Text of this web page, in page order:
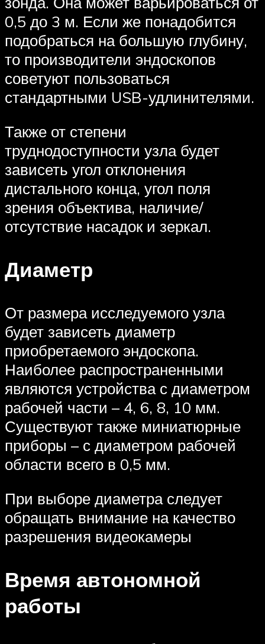
0,5 до 3 м. Если же понадобится
подобраться на большую глубину,
то производители эндоскопов
советуют пользоваться
стандартными USB-удлинителями.
Также от степени
труднодоступности узла будет
зависеть угол отклонения
дистального конца, угол поля
зрения объектива, наличие/
отсутствие насадок и зеркал.
Диаметр
От размера исследуемого узла
будет зависеть диаметр
приобретаемого эндоскопа.
Наиболее распространенными
являются устройства с диаметром
рабочей части – 4, 6, 8, 10 мм.
Существуют также миниатюрные
приборы – с диаметром рабочей
области всего в 0,5 мм.
При выборе диаметра следует
обращать внимание на качество
разрешения видеокамеры
Время автономной
работы